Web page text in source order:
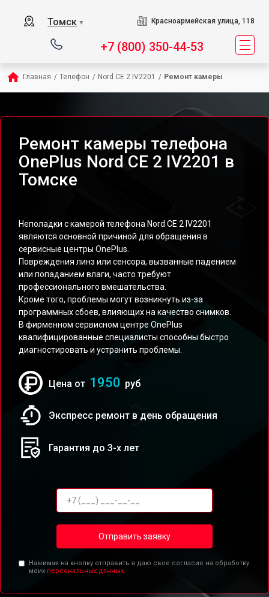
Томск ▼ Красноармейская улица, 118
+7 (800) 350-44-53
Главная / Телефон / Nord CE 2 IV2201 / Ремонт камеры
Ремонт камеры телефона
OnePlus Nord CE 2 IV2201 в
Томске
Неполадки с камерой телефона Nord CE 2 IV2201
являются основной причиной для обращения в
сервисные центры OnePlus.
Повреждения линз или сенсора, вызванные падением
или попаданием влаги, часто требуют
профессионального вмешательства.
Кроме того, проблемы могут возникнуть из-за
программных сбоев, влияющих на качество снимков.
В фирменном сервисном центре OnePlus
квалифицированные специалисты способны быстро
диагностировать и устранить проблемы.
Цена от 1950 руб
Экспресс ремонт в день обращения
Гарантия до 3-х лет
Отправить заявку
Нажимая на кнопку отправить я даю свое согласие на обработку
моих персональных данных.